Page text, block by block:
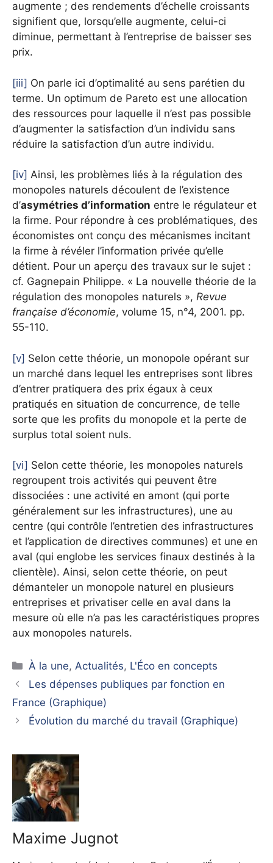
augmente ; des rendements d’échelle croissants
signifient que, lorsqu’elle augmente, celui-ci
diminue, permettant à l’entreprise de baisser ses
prix.
[iii] On parle ici d’optimalité au sens parétien du
terme. Un optimum de Pareto est une allocation
des ressources pour laquelle il n’est pas possible
d’augmenter la satisfaction d’un individu sans
réduire la satisfaction d’un autre individu.
[iv] Ainsi, les problèmes liés à la régulation des
monopoles naturels découlent de l’existence
d’asymétries d’information entre le régulateur et
la firme. Pour répondre à ces problématiques, des
économistes ont conçu des mécanismes incitant
la firme à révéler l’information privée qu’elle
détient. Pour un aperçu des travaux sur le sujet :
cf. Gagnepain Philippe. « La nouvelle théorie de la
régulation des monopoles naturels », Revue
française d’économie, volume 15, n°4, 2001. pp.
55-110.
[v] Selon cette théorie, un monopole opérant sur
un marché dans lequel les entreprises sont libres
d’entrer pratiquera des prix égaux à ceux
pratiqués en situation de concurrence, de telle
sorte que les profits du monopole et la perte de
surplus total soient nuls.
[vi] Selon cette théorie, les monopoles naturels
regroupent trois activités qui peuvent être
dissociées : une activité en amont (qui porte
généralement sur les infrastructures), une au
centre (qui contrôle l’entretien des infrastructures
et l’application de directives communes) et une en
aval (qui englobe les services finaux destinés à la
clientèle). Ainsi, selon cette théorie, on peut
démanteler un monopole naturel en plusieurs
entreprises et privatiser celle en aval dans la
mesure où elle n’a pas les caractéristiques propres
aux monopoles naturels.
Catégories
À la une, Actualités, L'Éco en concepts
Les dépenses publiques par fonction en
France (Graphique)
Évolution du marché du travail (Graphique)
Maxime Jugnot